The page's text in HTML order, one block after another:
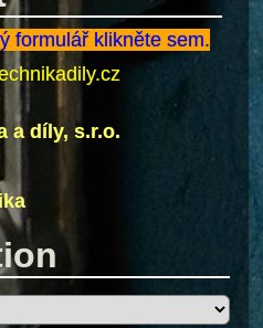
formulář klikněte sem.
a díly, s.r.o.